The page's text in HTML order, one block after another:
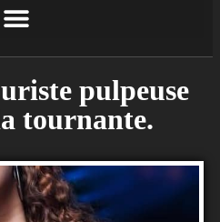
pulpeuse
tournante.